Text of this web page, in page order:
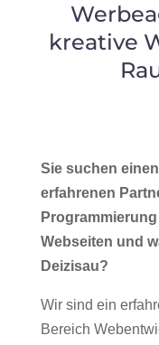
kreative
Sie suchen
erfahrenen
Webseiten und
Deizisau?
Wir sind ein
Bereich